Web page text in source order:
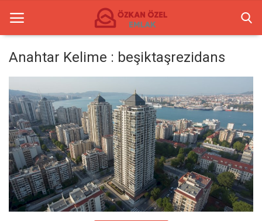
Ticari Gayrimenkul
İletişim
Ticari Merkezler
Türkçe
Anahtar Kelime : beşiktaşrezidans